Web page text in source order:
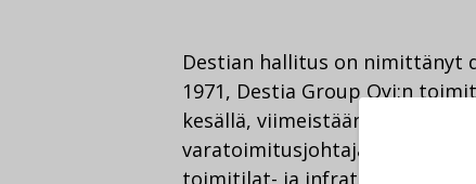
Destian hallitus on nimittänyt
1971, Destia Group Oyj:n
kesällä, viimeistään 1.7.2018.
varatoimitusjohtajan
toimitilat- ja infratoimialan